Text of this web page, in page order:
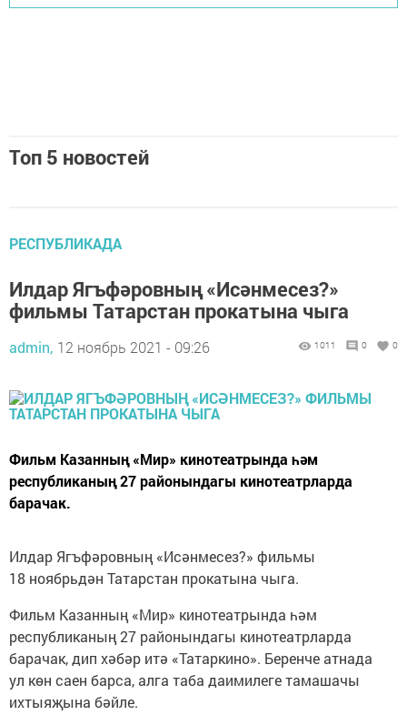
Топ 5 новостей
РЕСПУБЛИКАДА
Илдар Ягъфәровның «Исәнмесез?»
фильмы Татарстан прокатына чыга
admin, 12 ноябрь 2021 - 09:26 1011 0 0
Фильм Казанның «Мир» кинотеатрында һәм
республиканың 27 районындагы кинотеатрларда
барачак.
Илдар Ягъфәровның «Исәнмесез?» фильмы
18 ноябрьдән Татарстан прокатына чыга.
Фильм Казанның «Мир» кинотеатрында һәм
республиканың 27 районындагы кинотеатрларда
барачак, дип хәбәр итә «Татаркино». Беренче атнада
ул көн саен барса, алга таба даимилеге тамашачы
ихтыяҗына бәйле.